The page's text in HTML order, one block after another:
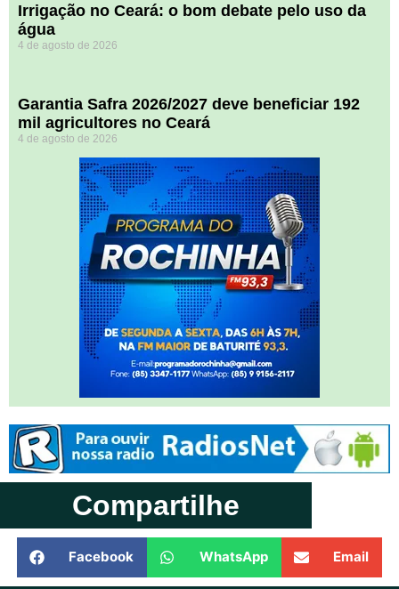
Irrigação no Ceará: o bom debate pelo uso da
água
4 de agosto de 2026
Garantia Safra 2026/2027 deve beneficiar 192
mil agricultores no Ceará
4 de agosto de 2026
Compartilhe
Facebook WhatsApp Email